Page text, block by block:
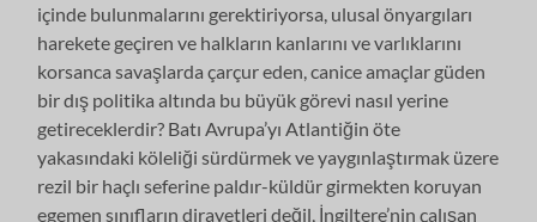
içinde bulunmalarını gerektiriyorsa, ulusal önyargıları
harekete geçiren ve halkların kanlarını ve varlıklarını
korsanca savaşlarda çarçur eden, canice amaçlar güden
bir dış politika altında bu büyük görevi nasıl yerine
getireceklerdir? Batı Avrupa’yı Atlantiğin öte
yakasındaki köleliği sürdürmek ve yaygınlaştırmak üzere
rezil bir haçlı seferine paldır-küldür girmekten koruyan
egemen sınıfların dirayetleri değil, İngiltere’nin çalışan